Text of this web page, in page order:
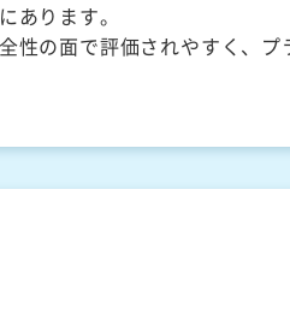
あります。
性の面で評価されやすく、